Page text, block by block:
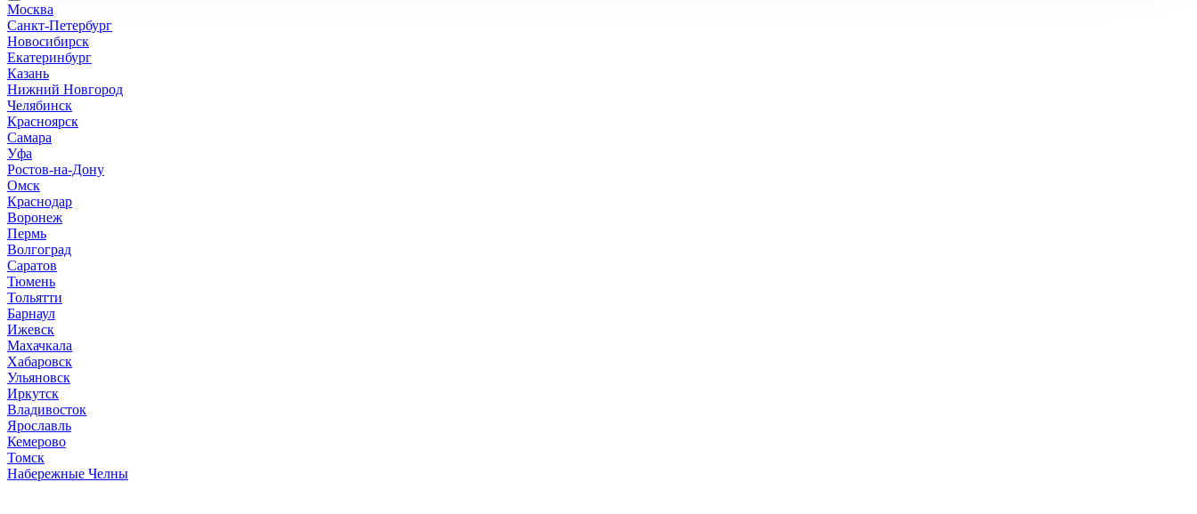
стеклоочистители
топливная система
тормозная система
трансмиссия
Москва
Санкт-Петербург
Новосибирск
Екатеринбург
Казань
Нижний Новгород
Челябинск
Красноярск
Самара
Уфа
Ростов-на-Дону
Омск
Краснодар
Воронеж
Пермь
Волгоград
Саратов
Тюмень
Тольятти
Барнаул
Ижевск
Махачкала
Хабаровск
Ульяновск
Иркутск
Владивосток
Ярославль
Кемерово
Томск
Набережные Челны